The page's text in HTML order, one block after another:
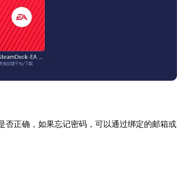
否正确，如果忘记密码，可以通过绑定的邮箱或